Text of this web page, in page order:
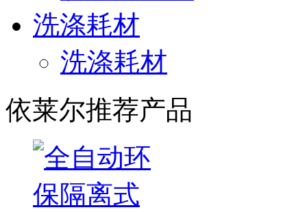
洗涤耗材
洗涤耗材
依莱尔推荐产品